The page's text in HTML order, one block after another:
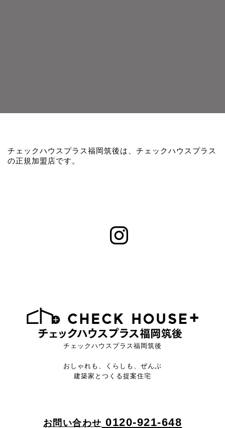
チェックハウスプラス福岡筑後は、チェックハウスプラス
の正規加盟店です。
チェックハウスプラス福岡筑後
おしゃれも、くらしも、ぜんぶ
建築家とつくる提案住宅
お問い合わせ 0120-921-648